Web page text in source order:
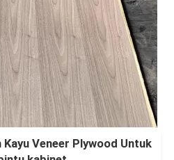
Veneer Plywood Untuk